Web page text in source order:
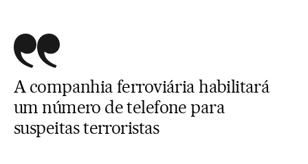
A companhia ferroviária habilitará
um número de telefone para
suspeitas terroristas